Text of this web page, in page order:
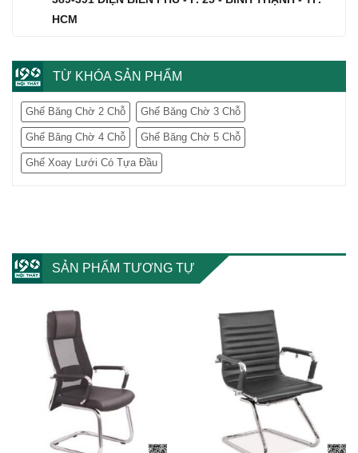
HCM
TỪ KHÓA SẢN PHẨM
Ghế Băng Chờ 2 Chỗ Ghế Băng Chờ 3 Chỗ
Ghế Băng Chờ 4 Chỗ Ghế Băng Chờ 5 Chỗ
Ghế Xoay Lưới Có Tựa Đầu
SẢN PHẨM TƯƠNG TỰ